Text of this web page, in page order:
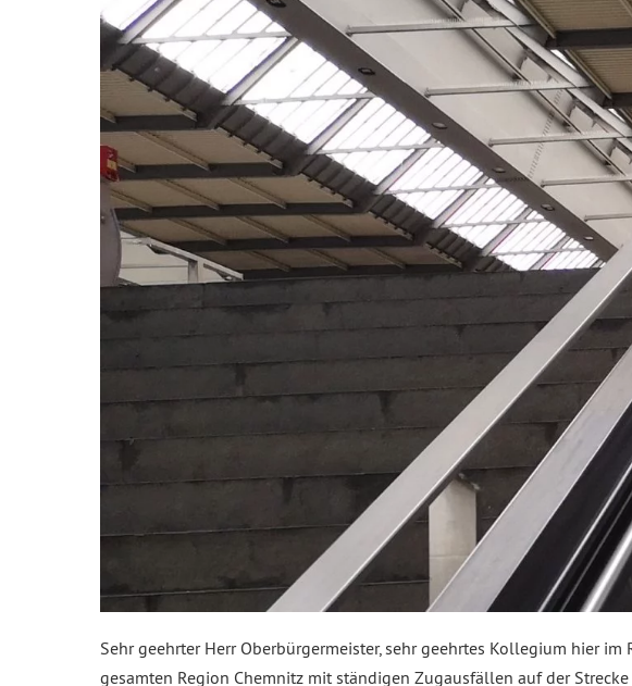
Sehr geehrter Herr Oberbürgermeister, sehr geehrtes Kollegium hier
gesamten Region Chemnitz mit ständigen Zugausfällen auf der